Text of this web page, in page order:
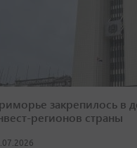
закрепилось в
регионов страны